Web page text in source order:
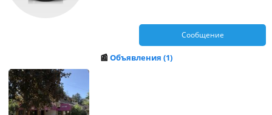
Сообщение
📰 Объявления (1)